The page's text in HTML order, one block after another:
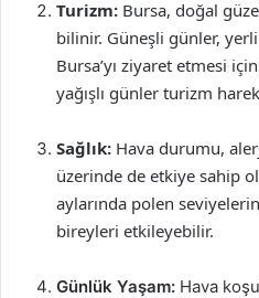
Turizm: Bursa, doğal
bilinir. Güneşli günler,
Bursa’yı ziyaret etmesi
yağışlı günler turizm
Sağlık: Hava durumu,
üzerinde de etkiye sahip
aylarında polen
bireyleri etkileyebilir.
Günlük Yaşam: Hava